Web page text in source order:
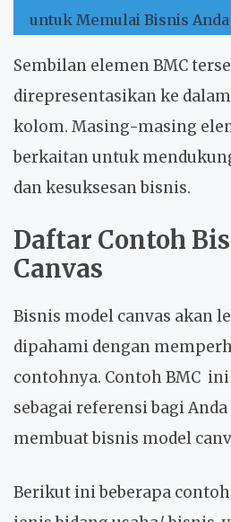
untuk Memulai Bisnis Anda
Sembilan elemen BMC
direpresentasikan ke
kolom. Masing-masing
berkaitan untuk
dan kesuksesan bisnis.
Daftar Contoh
Canvas
Bisnis model canvas akan
dipahami dengan
contohnya. Contoh BMC
sebagai referensi bagi
membuat bisnis model
Berikut ini beberapa contoh